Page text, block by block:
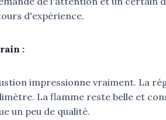
d'expérience.
:
impressionne vraiment. La
La flamme reste belle et
un peu de qualité.